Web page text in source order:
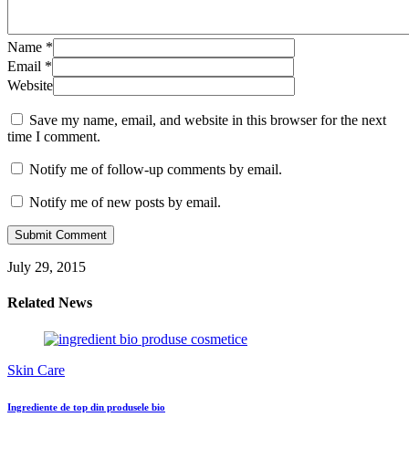
Name *
Email *
Website
Save my name, email, and website in this browser for the next
time I comment.
Notify me of follow-up comments by email.
Notify me of new posts by email.
July 29, 2015
Related News
Skin Care
Ingrediente de top din produsele bio